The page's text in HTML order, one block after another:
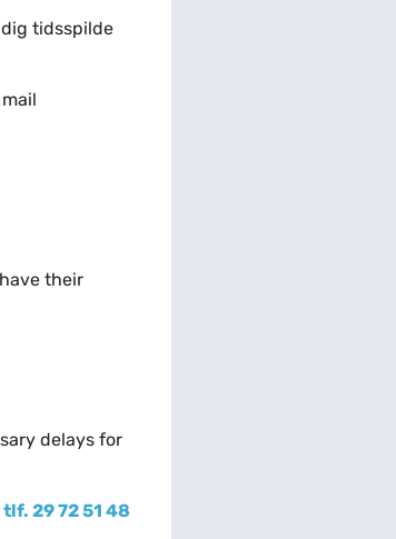
tidsspilde
their
delays for
29 72 51 48